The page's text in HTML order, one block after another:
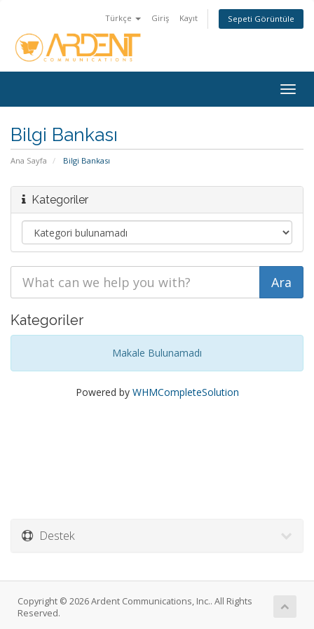
Türkçe Giriş Kayıt Sepeti Görüntüle
Bilgi Bankası
Ana Sayfa Bilgi Bankası
Kategoriler
Kategoriler
Makale Bulunamadı
Powered by WHMCompleteSolution
Destek
Copyright © 2026 Ardent Communications, Inc.. All Rights
Reserved.